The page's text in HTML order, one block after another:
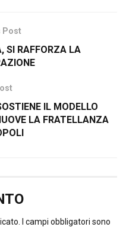
Post
SI RAFFORZA LA
IL MODELLO
LA FRATELLANZA
I campi obbligatori sono